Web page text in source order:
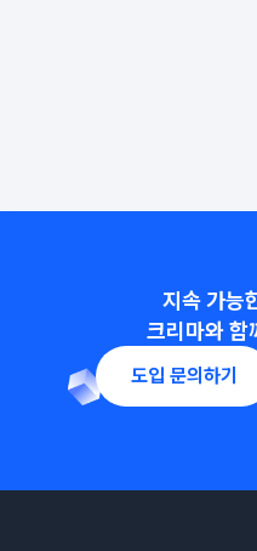
지속 가능
크리마와 함
도입 문의하기